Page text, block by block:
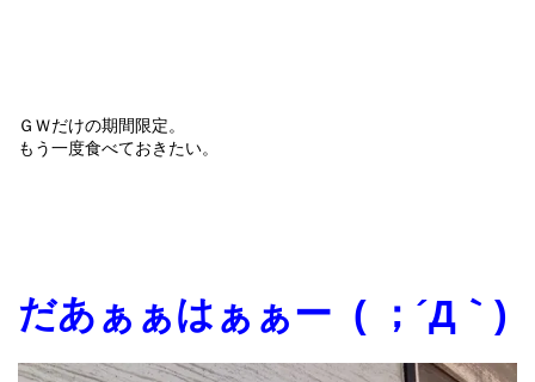
ＧＷだけの期間限定。
もう一度食べておきたい。
だあぁぁはぁぁー ( ； ´Д ｀ )